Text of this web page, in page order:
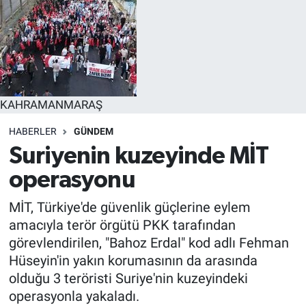
KAHRAMANMARAŞ
HABERLER GÜNDEM
Suriyenin kuzeyinde MİT
operasyonu
MİT, Türkiye'de güvenlik güçlerine eylem
amacıyla terör örgütü PKK tarafından
görevlendirilen, "Bahoz Erdal" kod adlı Fehman
Hüseyin'in yakın korumasının da arasında
olduğu 3 teröristi Suriye'nin kuzeyindeki
operasyonla yakaladı.
EĞİTİM
EKONOMİ
KÜLTÜR-SANAT
MAGAZİN
SAĞLIK
TEKNOLOJİ
TİCARET